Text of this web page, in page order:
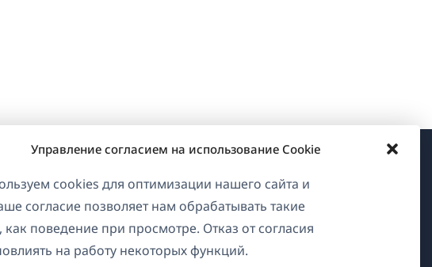
Управление согласием на использование Cookie
cookies для оптимизации нашего сайта и
согласие позволяет нам обрабатывать такие
поведение при просмотре. Отказ от согласия
на работу некоторых функций.
О WPML
GDPR и политика
конфиденциальности
Присоединяйтесь к нашей